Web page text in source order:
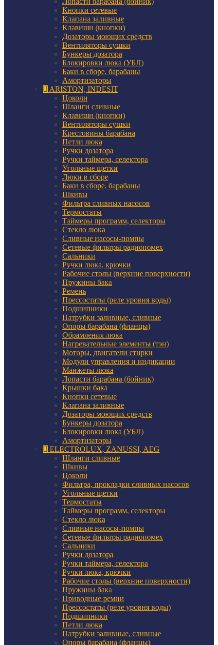
Кнопки сетевые
Клапана заливные
Клавиши (кнопки)
Дозаторы моющих средств
Вентиляторы сушки
Бункеры дозатора
Блокировки люка (УБЛ)
Баки в сборе, барабаны
Амортизаторы
ARISTON, INDESIT
Цоколи
Шланги сливные
Клавиши (кнопки)
Вентиляторы сушки
Крестовины барабана
Петли люка
Ручки дозатора
Ручки таймера, селектора
Угольные щетки
Люки в сборе
Баки в сборе, барабаны
Шкивы
Фильтра сливных насосов
Термостаты
Таймеры программ, селекторы
Стекло люка
Сливные насосы-помпы
Сетевые фильтры радиопомех
Сальники
Ручки люка, крючки
Рабочие столы (верхние поверхности)
Пружины бака
Ремень
Прессостаты (реле уровня воды)
Подшипники
Патрубки заливные, сливные
Опоры барабана (фланцы)
Обрамления люка
Нагревательные элементы (тэн)
Моторы, двигатели стирки
Модули управления и индикации
Манжеты люка
Лопасти барабана (бойник)
Крышки бака
Кнопки сетевые
Клапана заливные
Дозаторы моющих средств
Бункеры дозатора
Блокировки люка (УБЛ)
Амортизаторы
ELECTROLUX, ZANUSSI, AEG
Шланги сливные
Шкивы
Цоколи
Фильтра, прокладки сливных насосов
Угольные щетки
Термостаты
Таймеры программ, селекторы
Стекло люка
Сливные насосы-помпы
Сетевые фильтры радиопомех
Сальники
Ручки дозатора
Ручки таймера, селектора
Ручки люка, крючки
Рабочие столы (верхние поверхности)
Пружины бака
Приводные ремни
Прессостаты (реле уровня воды)
Подшипники
Петли люка
Патрубки заливные, сливные
Опоры барабана (фланцы)